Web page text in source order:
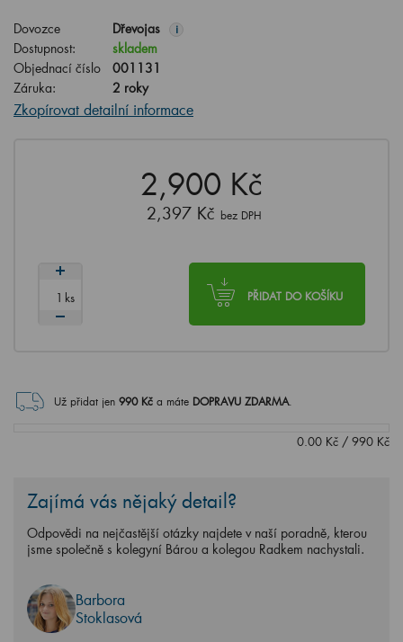
Dovozce Dřevojas i
Dostupnost:
skladem
Objednací číslo
001131
Záruka:
2 roky
Zkopírovat detailní informace
2,900 Kč
2,397 Kč bez DPH
PŘIDAT DO KOŠÍKU
ks
Už přidat jen 990Kč a máte DOPRAVU ZDARMA.
0.00 Kč / 990 Kč
Zajímá vás nějaký detail?
Odpovědi na nejčastější otázky najdete v naší poradně, kterou
jsme společně s kolegyní Bárou a kolegou Radkem nachystali.
Barbora
Stoklasová